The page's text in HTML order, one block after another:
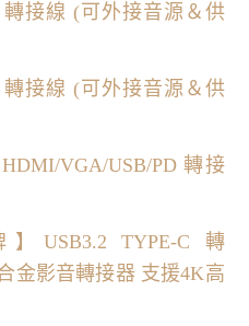
接線 (可外接音源＆供
接線 (可外接音源＆供
VGA/USB/PD 轉接
】USB3.2 TYPE-C 轉
金影音轉接器 支援4K高